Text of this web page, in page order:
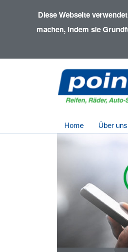
Diese Webseite
machen, indem sie
Home Über uns